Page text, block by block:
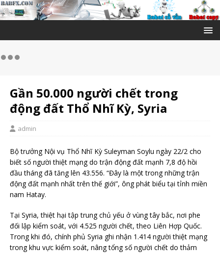
Gần 50.000 người chết trong
động đất Thổ Nhĩ Kỳ, Syria
admin
Bộ trưởng Nội vụ Thổ Nhĩ Kỳ Suleyman Soylu ngày 22/2 cho
biết số người thiệt mạng do trận động đất mạnh 7,8 độ hồi
đầu tháng đã tăng lên 43.556. “Đây là một trong những trận
động đất mạnh nhất trên thế giới”, ông phát biểu tại tỉnh miền
nam Hatay.
Tại Syria, thiệt hại tập trung chủ yếu ở vùng tây bắc, nơi phe
đối lập kiểm soát, với 4.525 người chết, theo Liên Hợp Quốc.
Trong khi đó, chính phủ Syria ghi nhận 1.414 người thiệt mạng
trong khu vực kiểm soát, nâng tổng số người chết do thảm